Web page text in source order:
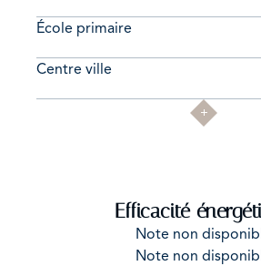
École primaire
Centre ville
Efficacité
Note non
Note non